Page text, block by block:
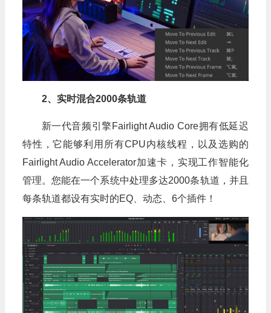
2、实时混合2000条轨道
新一代音频引擎Fairlight Audio Core拥有低延迟
特性，它能够利用所有CPU内核线程，以及选购的
Fairlight Audio Accelerator加速卡，实现工作智能化
管理。您能在一个系统中处理多达2000条轨道，并且
每条轨道都设有实时的EQ、动态、6个插件！